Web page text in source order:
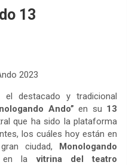
13
2023
el destacado y tradicional
Ando” en su 13
que ha sido la plataforma
los cuáles hoy están en
ciudad, Monologando
en lavitrina del teatro